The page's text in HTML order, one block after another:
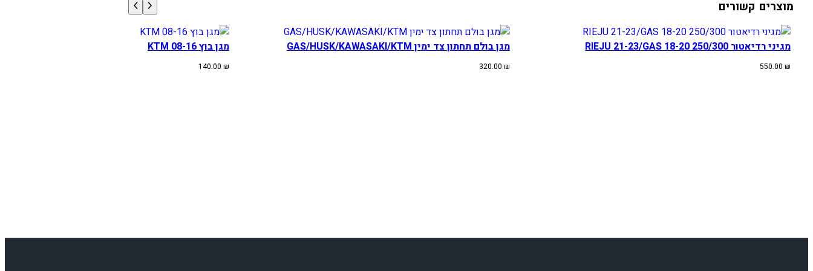
מוצרים קשורים
מגיני רדיאטור 250/300 RIEJU 21-23/GAS 18-20
550.00 ₪
מגן בולם תחתון צד ימין GAS/HUSK/KAWASAKI/KTM
320.00 ₪
מגן בוץ KTM 08-16
140.00 ₪